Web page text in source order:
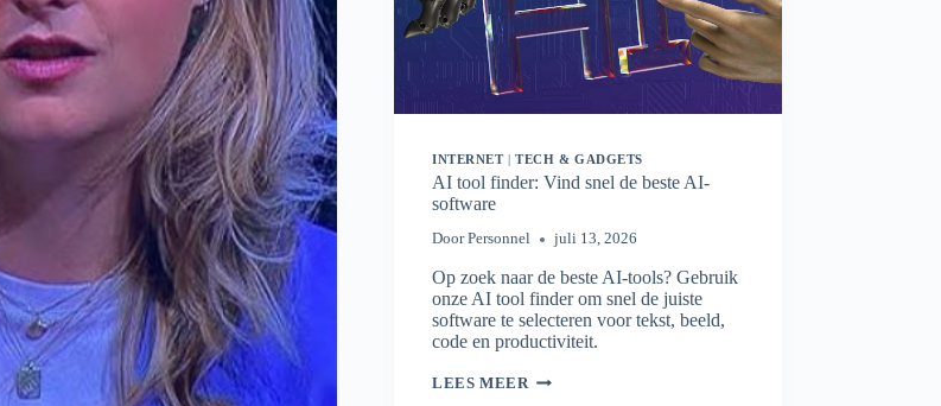
INTERNET|TECH & GADGETS
AI tool finder: Vind snel de beste AI-
software
Door Personnel juli 13, 2026
Op zoek naar de beste AI-tools? Gebruik
onze AI tool finder om snel de juiste
software te selecteren voor tekst, beeld,
code en productiviteit.
LEES MEER AI